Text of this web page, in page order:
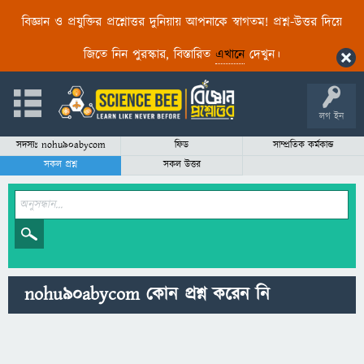
বিজ্ঞান ও প্রযুক্তির প্রশ্নোত্তর দুনিয়ায় আপনাকে স্বাগতম! প্রশ্ন-উত্তর দিয়ে
জিতে নিন পুরস্কার, বিস্তারিত এখানেদেখুন।
লগ ইন
সদস্যঃ nohu90abycom ফিড
সাম্প্রতিক কর্মকান্ড
সকল প্রশ্ন
সকল উত্তর
nohu90abycom কোন প্রশ্ন করেন নি